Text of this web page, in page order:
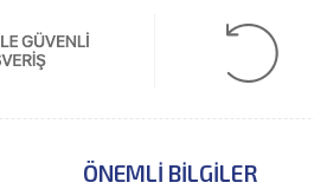
ÖNEMLI BILGILER